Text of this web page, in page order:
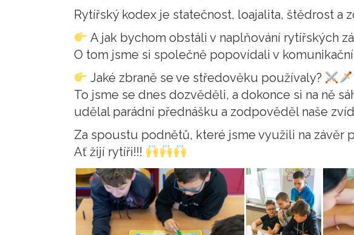
Rytířský kodex je statečnost, loajalita, štědrost a
A jak bychom obstáli v naplňování rytířských
O tom jsme si společně popovídali v
Jaké zbraně se ve středověku používaly?
To jsme se dnes dozvěděli, a dokonce si na ně
udělal parádní přednášku a zodpověděl naše
Za spoustu podnětů, které jsme využili na závěr
Ať žijí rytíři!!!